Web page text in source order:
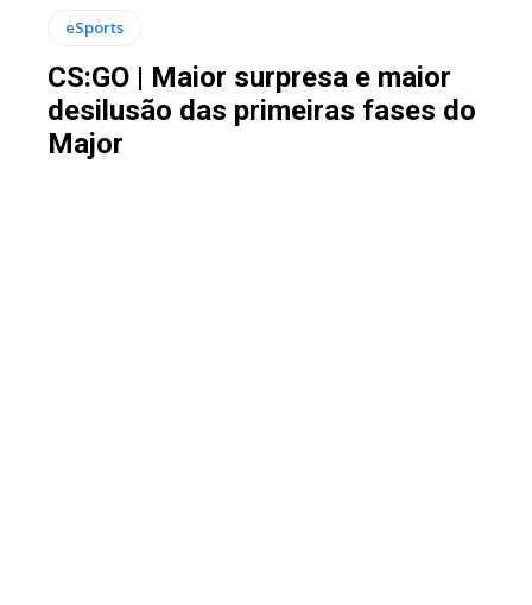
eSports
CS:GO | Maior surpresa e maior
desilusão das primeiras fases do
Major